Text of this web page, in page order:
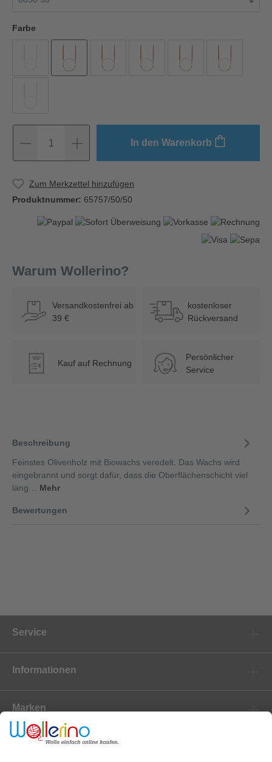
Farbe
1 In den Warenkorb
Zum Merkzettel hinzufügen
Produktnummer: 65757/50/50
Warum Wollerino?
Versandkostenfrei ab
39 €
kostenloser
Rückversand
€ Kauf auf Rechnung
Persönlicher
Service
Beschreibung
Feinstes Olivenholz mit Biowachs veredelt. Das Wachs wird
eingebrannt und sorgt dafür, dass die Oberflächenschicht viel
läng… Mehr
Bewertungen
Service
Informationen
Marken
Newsletter